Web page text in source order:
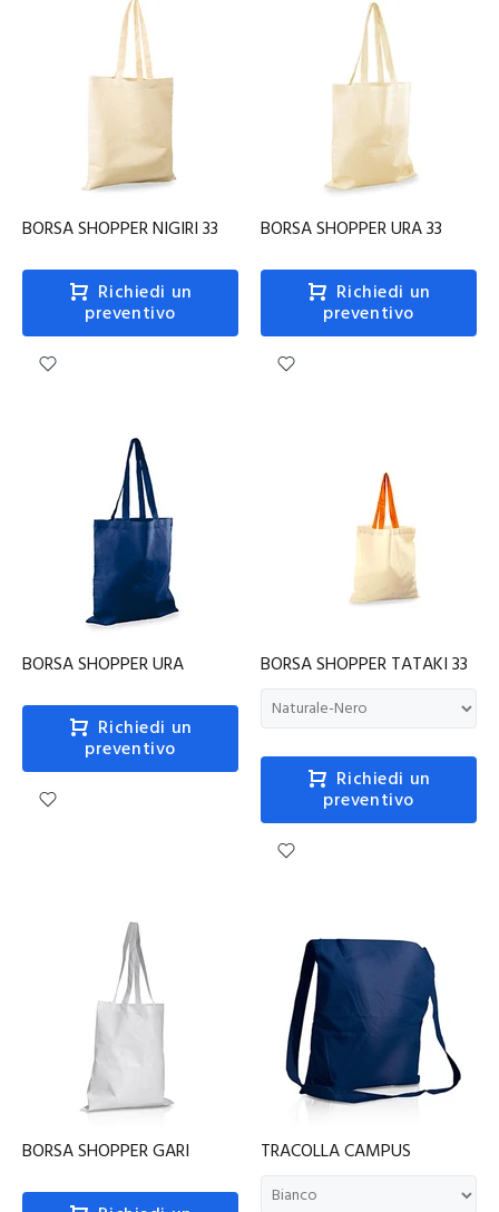
BORSA SHOPPER NIGIRI 33
Richiedi un
preventivo
BORSA SHOPPER URA 33
Richiedi un
preventivo
BORSA SHOPPER URA
Richiedi un
preventivo
BORSA SHOPPER TATAKI 33
Richiedi un
preventivo
BORSA SHOPPER GARI TRACOLLA CAMPUS